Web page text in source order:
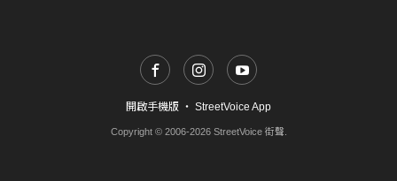
開啟手機版 ・ StreetVoice App
Copyright © 2006-2026 StreetVoice 街聲.